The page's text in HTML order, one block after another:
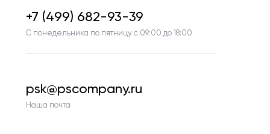
+7 (499) 682-93-39
С понедельника по пятницу с 09:00 до 18:00
psk@pscompany.ru
Наша почта